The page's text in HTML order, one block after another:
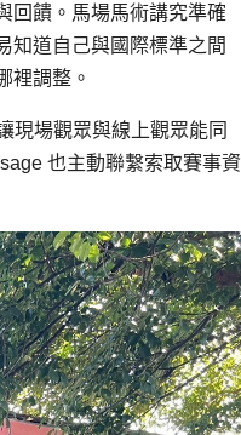
回饋。馬場馬術講究準確
知道自己與國際標準之間
裡調整。
現場觀眾與線上觀眾能同
也主動聯繫索取賽事資